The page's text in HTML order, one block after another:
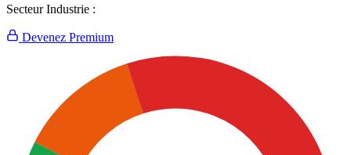
Secteur Industrie :
Devenez Premium